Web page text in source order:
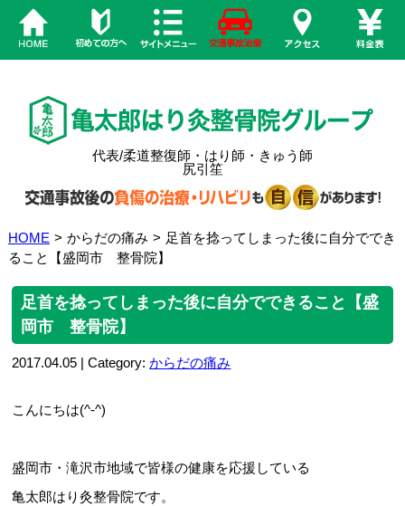
代表/柔道整復師・はり師・きゅう師
尻引笙
HOME > からだの痛み > 足首を捻ってしまった後に自分ででき
ること【盛岡市 整骨院】
足首を捻ってしまった後に自分でできること【盛
岡市 整骨院】
2017.04.05 | Category:からだの痛み
こんにちは(^-^)
盛岡市・滝沢市地域で皆様の健康を応援している
亀太郎はり灸整骨院です。